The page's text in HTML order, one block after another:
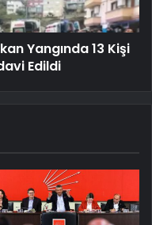
Yangında 13 Kişi
Edildi